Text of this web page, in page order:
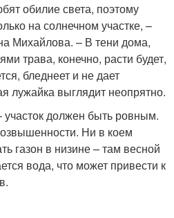
обилие света, поэтому
на солнечном участке, –
Михайлова. – В тени дома,
трава, конечно, расти будет,
бледнеет и не дает
лужайка выглядит неопрятно.
должен быть ровным.
Ни в коем
газон в низине – там весной
вода, что может привести к